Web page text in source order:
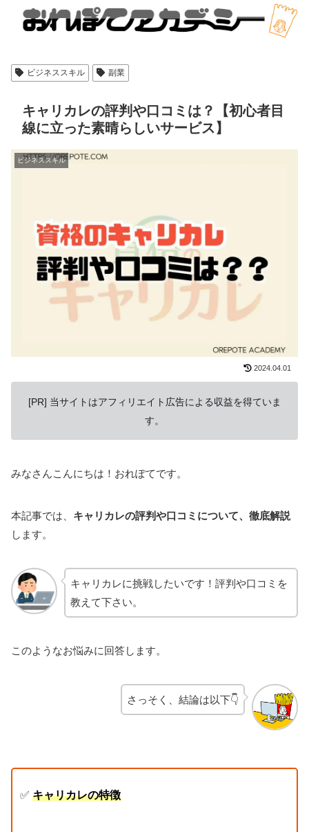
ビジネススキル 副業
キャリカレの評判や口コミは？【初心者目
線に立った素晴らしいサービス】
ビジネススキル
2024.04.01
[PR] 当サイトはアフィリエイト広告による収益を得ていま
す。
みなさんこんにちは！おれぽてです。
本記事では、 キャリカレの評判や口コミについて、徹底解説
します。
キャリカレに挑戦したいです！評判や口コミを
教えて下さい。
このようなお悩みに回答します。
さっそく、結論は以下👇
✅ キャリカレの特徴